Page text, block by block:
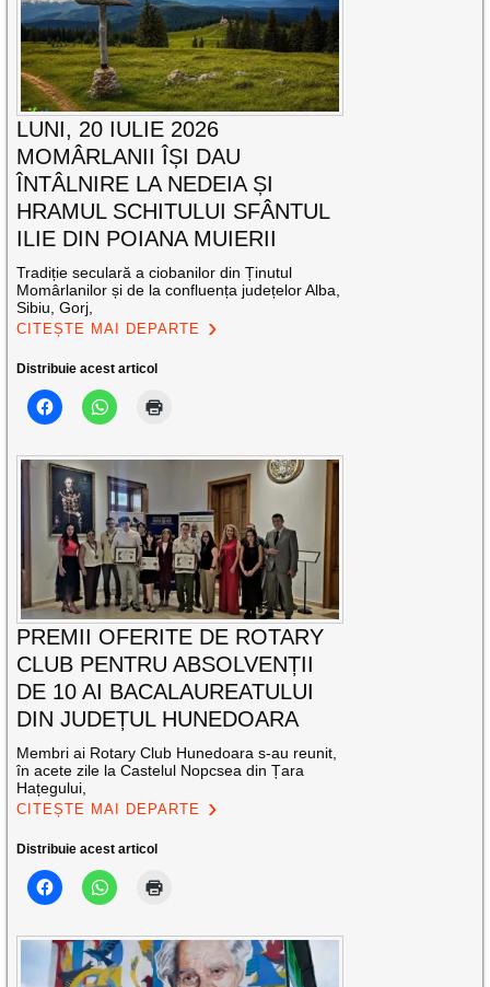
LUNI, 20 IULIE 2026
MOMÂRLANII ÎȘI DAU
ÎNTÂLNIRE LA NEDEIA ȘI
HRAMUL SCHITULUI SFÂNTUL
ILIE DIN POIANA MUIERII
Tradiție seculară a ciobanilor din Ținutul
Momârlanilor și de la confluența județelor Alba,
Sibiu, Gorj,
CITEȘTE MAI DEPARTE
Distribuie acest articol
PREMII OFERITE DE ROTARY
CLUB PENTRU ABSOLVENȚII
DE 10 AI BACALAUREATULUI
DIN JUDEȚUL HUNEDOARA
Membri ai Rotary Club Hunedoara s-au reunit,
în acete zile la Castelul Nopcsea din Țara
Hațegului,
CITEȘTE MAI DEPARTE
Distribuie acest articol